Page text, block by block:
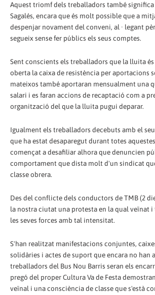
Aquest triomf dels treballadors també
Sagalés, encara que és molt possible que a
despenjar novament del conveni, al · legant
segueix sense fer públics els seus comptes.
Sent conscients els treballadors que la lluita
oberta la caixa de resistència per aportacions
mateixos també aportaran mensualment una
salari i es faran accions de recaptació com a
organització del que la lluita pugui deparar.
Igualment els treballadors decebuts amb el
que ha estat desaparegut durant totes
començat a desafiliar alhora que denuncien
comportament que dista molt d'un sindicat
classe obrera.
Des del conflicte dels conductors de TMB (2
la nostra ciutat una protesta en la qual veïnat
les seves forces amb tal intensitat.
S'han realitzat manifestacions conjuntes,
solidàries i actes de suport que encara no han
treballadors del Bus Nou Barris seran els
pregó del proper Cultura Va de Festa
veïnal i una consciència de classe que s'està